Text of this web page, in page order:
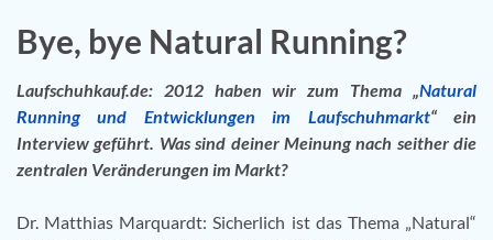
Bye, bye Natural Running?
Laufschuhkauf.de: 2012 haben wir zum Thema „Natural
Running und Entwicklungen im Laufschuhmarkt“ ein
Interview geführt. Was sind deiner Meinung nach seither die
zentralen Veränderungen im Markt?
Dr. Matthias Marquardt: Sicherlich ist das Thema „Natural“